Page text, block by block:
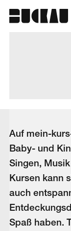
Auf mein-
Baby- und
Singen,
Kursen kann
auch
Spaß haben.